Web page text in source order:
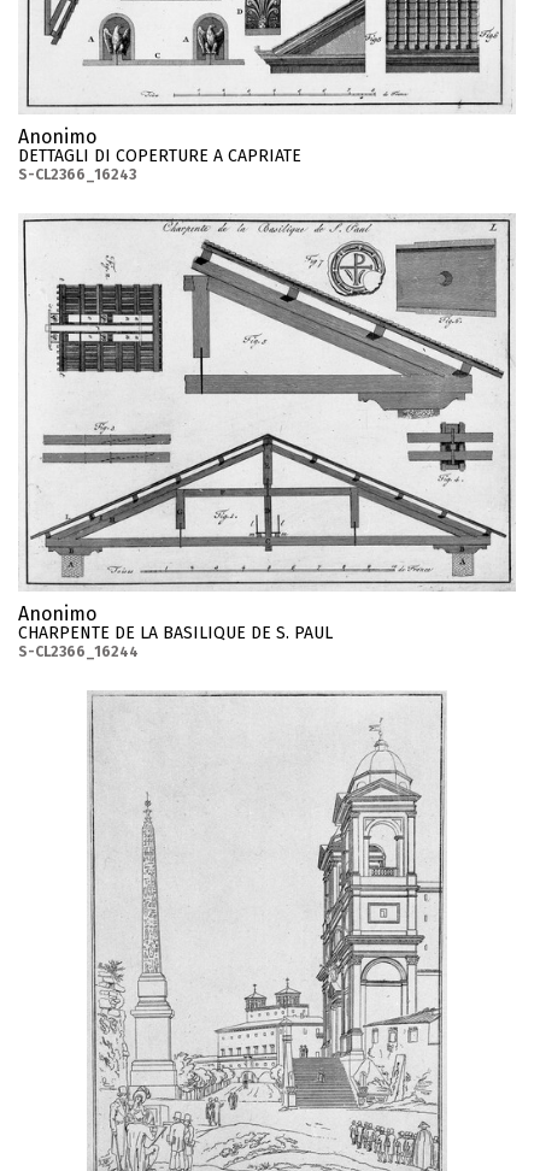
Anonimo
DETTAGLI DI COPERTURE A CAPRIATE
S-CL2366_16243
Anonimo
CHARPENTE DE LA BASILIQUE DE S. PAUL
S-CL2366_16244